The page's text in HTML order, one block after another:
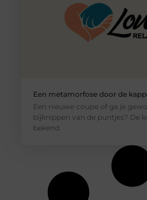
Een metamorfose door de
Een nieuwe coupe of ga je
bijknippen van de puntjes? De
bekend